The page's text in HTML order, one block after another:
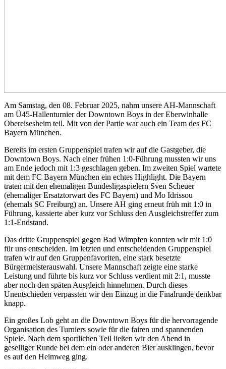
Am Samstag, den 08. Februar 2025, nahm unsere AH-Mannschaft
am Ü45-Hallenturnier der Downtown Boys in der Eberwinhalle
Obereisesheim teil. Mit von der Partie war auch ein Team des FC
Bayern München.
Bereits im ersten Gruppenspiel trafen wir auf die Gastgeber, die
Downtown Boys. Nach einer frühen 1:0-Führung mussten wir uns
am Ende jedoch mit 1:3 geschlagen geben. Im zweiten Spiel wartete
mit dem FC Bayern München ein echtes Highlight. Die Bayern
traten mit den ehemaligen Bundesligaspielern Sven Scheuer
(ehemaliger Ersatztorwart des FC Bayern) und Mo Idrissou
(ehemals SC Freiburg) an. Unsere AH ging erneut früh mit 1:0 in
Führung, kassierte aber kurz vor Schluss den Ausgleichstreffer zum
1:1-Endstand.
Das dritte Gruppenspiel gegen Bad Wimpfen konnten wir mit 1:0
für uns entscheiden. Im letzten und entscheidenden Gruppenspiel
trafen wir auf den Gruppenfavoriten, eine stark besetzte
Bürgermeisterauswahl. Unsere Mannschaft zeigte eine starke
Leistung und führte bis kurz vor Schluss verdient mit 2:1, musste
aber noch den späten Ausgleich hinnehmen. Durch dieses
Unentschieden verpassten wir den Einzug in die Finalrunde denkbar
knapp.
Ein großes Lob geht an die Downtown Boys für die hervorragende
Organisation des Turniers sowie für die fairen und spannenden
Spiele. Nach dem sportlichen Teil ließen wir den Abend in
geselliger Runde bei dem ein oder anderen Bier ausklingen, bevor
es auf den Heimweg ging.